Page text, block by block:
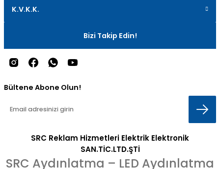
K.V.K.K.
Bizi Takip Edin!
Bültene Abone Olun!
SRC Reklam Hizmetleri Elektrik Elektronik
SAN.TİC.LTD.ŞTİ
SRC Aydınlatma – LED Aydınlatma